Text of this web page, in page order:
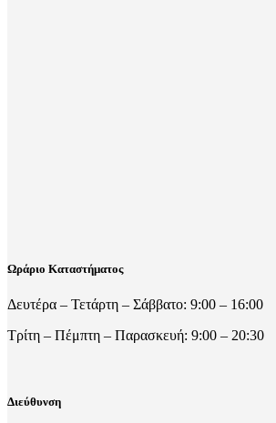
Ωράριο Καταστήματος
Δευτέρα – Τετάρτη – Σάββατο: 9:00 – 16:00
Τρίτη – Πέμπτη – Παρασκευή: 9:00 – 20:30
Διεύθυνση